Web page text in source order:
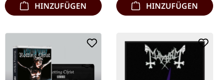
HINZUFÜGEN HINZUFÜGEN